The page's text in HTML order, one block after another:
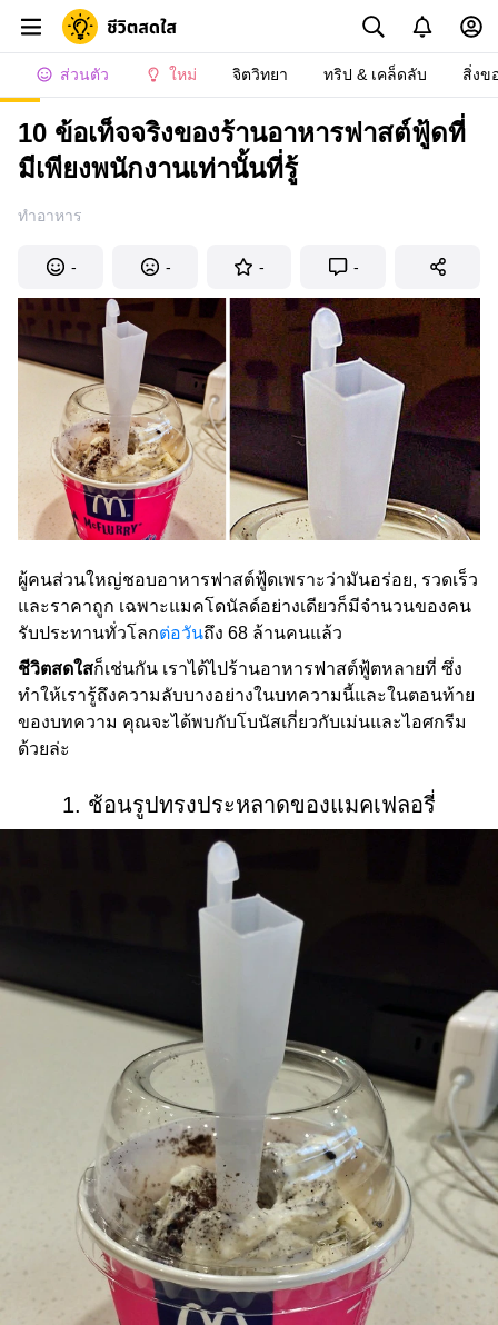
ส่วนตัว ใหม่ จิตวิทยา ทริป & เคล็ดลับ สิ่งข
10 ข้อเท็จจริงของร้านอาหารฟาสต์ฟู้ดที่
มีเพียงพนักงานเท่านั้นที่รู้
ทำอาหาร
- - - -
ผู้คนส่วนใหญ่ชอบอาหารฟาสต์ฟู้ดเพราะว่ามันอร่อย, รวดเร็ว
และราคาถูก เฉพาะแมคโดนัลด์อย่างเดียวก็มีจำนวนของคน
รับประทานทั่วโลกต่อวันถึง 68 ล้านคนแล้ว
ชีวิตสดใสก็เช่นกัน เราได้ไปร้านอาหารฟาสต์ฟู้ตหลายที่ ซึ่ง
ทำให้เรารู้ถึงความลับบางอย่างในบทความนี้และในตอนท้าย
ของบทความ คุณจะได้พบกับโบนัสเกี่ยวกับเม่นและไอศกรีม
ด้วยล่ะ
1. ช้อนรูปทรงประหลาดของแมคเฟลอรี่